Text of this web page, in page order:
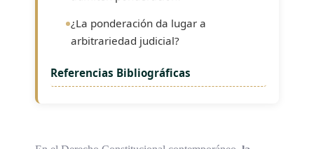
¿La ponderación da lugar a
arbitrariedad judicial?
Referencias Bibliográficas